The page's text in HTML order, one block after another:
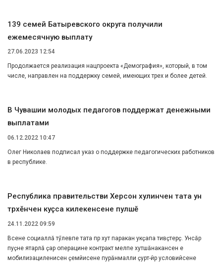
139 семей Батыревского округа получили
ежемесячную выплату
27.06.2023 12:54
Продолжается реализация нацпроекта «Демография», который, в том
числе, направлен на поддержку семей, имеющих трех и более детей.
В Чувашии молодых педагогов поддержат денежными
выплатами
06.12.2022 10:47
Олег Николаев подписал указ о поддержке педагогических работников
в республике.
Республика правительстви Херсон хулинчен тата ун
тӑрӑхӗнчен куҫса килекенсене пулӑшӗ
24.11.2022 09:59
Вӗсене социаллӑ тӳлевпе тата пӗр хут паракан укҫапа тивӗҫтерӗҫ. Унсӑр
пуҫне ятарлӑ ҫар операцине контракт мелӗпе хутшӑнакансен е
мобилизациленисен ҫемйисене пурӑнмалли ҫурт-йӗр условийӗсене